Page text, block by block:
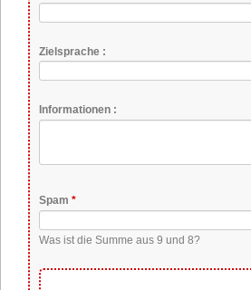
Zielsprache :
Informationen :
Pflichtfeld
Spam *
Was ist die Summe aus 9 und 8?